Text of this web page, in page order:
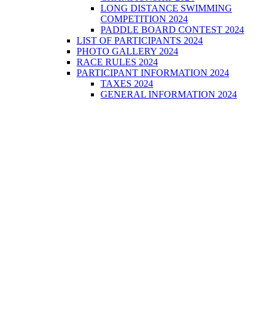
LONG DISTANCE SWIMMING
COMPETITION 2024
PADDLE BOARD CONTEST 2024
LIST OF PARTICIPANTS 2024
PHOTO GALLERY 2024
RACE RULES 2024
PARTICIPANT INFORMATION 2024
TAXES 2024
GENERAL INFORMATION 2024